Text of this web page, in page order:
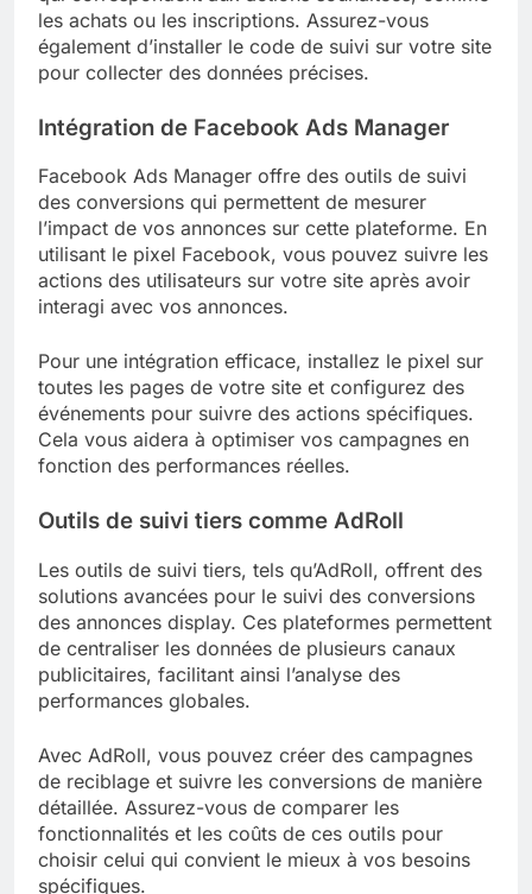
les achats ou les inscriptions. Assurez-vous
également d’installer le code de suivi sur votre site
pour collecter des données précises.
Intégration de Facebook Ads Manager
Facebook Ads Manager offre des outils de suivi
des conversions qui permettent de mesurer
l’impact de vos annonces sur cette plateforme. En
utilisant le pixel Facebook, vous pouvez suivre les
actions des utilisateurs sur votre site après avoir
interagi avec vos annonces.
Pour une intégration efficace, installez le pixel sur
toutes les pages de votre site et configurez des
événements pour suivre des actions spécifiques.
Cela vous aidera à optimiser vos campagnes en
fonction des performances réelles.
Outils de suivi tiers comme AdRoll
Les outils de suivi tiers, tels qu’AdRoll, offrent des
solutions avancées pour le suivi des conversions
des annonces display. Ces plateformes permettent
de centraliser les données de plusieurs canaux
publicitaires, facilitant ainsi l’analyse des
performances globales.
Avec AdRoll, vous pouvez créer des campagnes
de reciblage et suivre les conversions de manière
détaillée. Assurez-vous de comparer les
fonctionnalités et les coûts de ces outils pour
choisir celui qui convient le mieux à vos besoins
spécifiques.